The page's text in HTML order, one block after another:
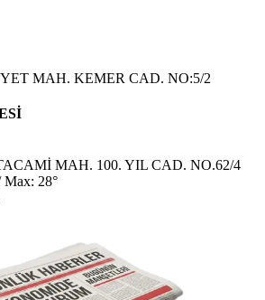
MAH. KEMER CAD. NO:5/2
MAH. 100. YIL CAD. NO.62/4
Max: 28°